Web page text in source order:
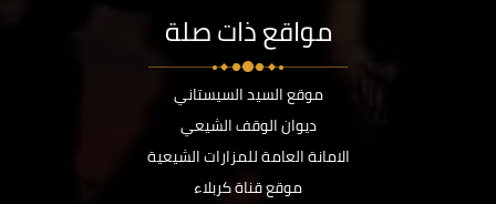
مواقع ذات صلة
موقع السيد السيستاني
ديوان الوقف الشيعي
الامانة العامة للمزارات الشيعية
موقع قناة كربلاء